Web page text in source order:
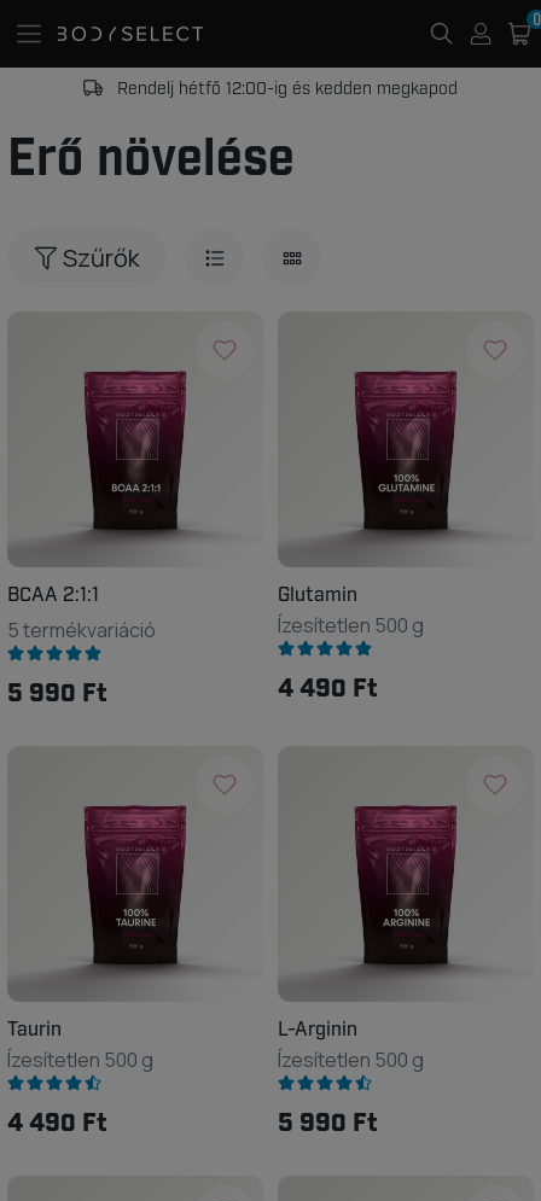
Rendelj hétfő 12:00-ig és kedden megkapod
Erő növelése
Szűrők
BCAA 2:1:1
5 termékvariáció
5 990 Ft
Glutamin
Ízesítetlen 500 g
4 490 Ft
Taurin
Ízesítetlen 500 g
4 490 Ft
L-Arginin
Ízesítetlen 500 g
5 990 Ft
0